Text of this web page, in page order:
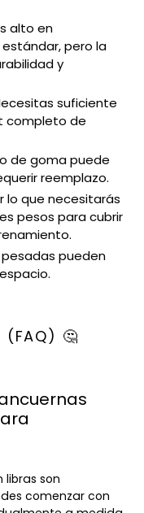
alto en
pero la
y
suficiente
completo de
de goma puede
reemplazo.
lo que necesitarás
pesos para cubrir
pueden
(FAQ) 🤔
libras son
comenzar con